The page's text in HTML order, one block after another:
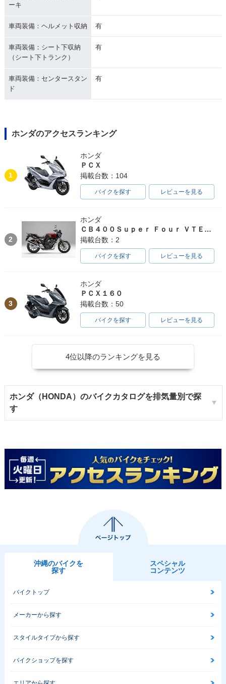
ーキ
車両装備：ヘルメット収納 有
車両装備：シート下収納
（シート下トランク）
有
車両装備：センタースタン
ド
有
ホンダのアクセスランキング
1
ホンダ
ＰＣＸ
掲載台数：104
バイクを探す レビューを見る
2
ホンダ
ＣＢ４００Ｓｕｐｅｒ Ｆｏｕｒ ＶＴＥＣ ＳＰＥＣ３
掲載台数：2
バイクを探す レビューを見る
3
ホンダ
ＰＣＸ１６０
掲載台数：50
バイクを探す レビューを見る
4位以降のランキングを見る
ホンダ（HONDA）のバイクカタログを排気量別で探
す
沖縄のバイクを
探す
スペシャル
コンテンツ
バイクトップ
メーカーから探す
スタイルタイプから探す
バイクショップを探す